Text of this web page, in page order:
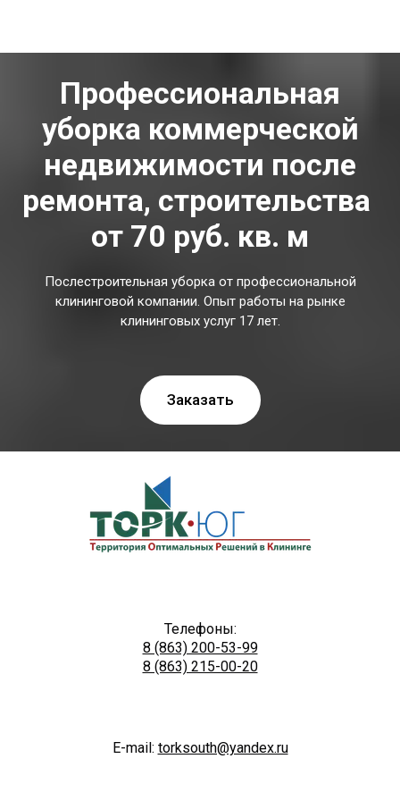
Профессиональная
уборка коммерческой
недвижимости после
ремонта, строительства
от 70 руб. кв. м
Послестроительная уборка от профессиональной
клининговой компании. Опыт работы на рынке
клининговых услуг 17 лет.
Заказать
Телефоны:
8 (863) 200-53-99
8 (863) 215-00-20
E-mail: torksouth@yandex.ru